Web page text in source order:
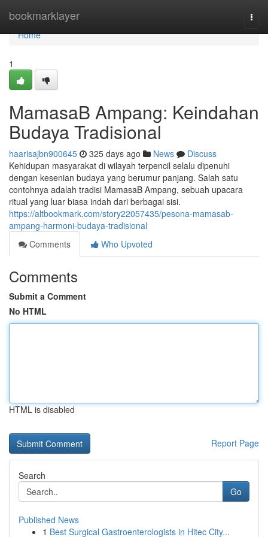
bookmarklayer
Home
Home
1
MamasaB Ampang: Keindahan
Budaya Tradisional
haarisajbn900645 325 days ago News
Discuss
Kehidupan masyarakat di wilayah terpencil selalu dipenuhi
dengan kesenian budaya yang berumur panjang. Salah satu
contohnya adalah tradisi MamasaB Ampang, sebuah upacara
ritual yang luar biasa indah dari berbagai sisi.
https://altbookmark.com/story22057435/pesona-mamasab-
ampang-harmoni-budaya-tradisional
Comments
Who Upvoted
Comments
Submit a Comment
No HTML
HTML is disabled
Report Page
Search
Go
Published News
1 Best Surgical Gastroenterologists in Hitec City...